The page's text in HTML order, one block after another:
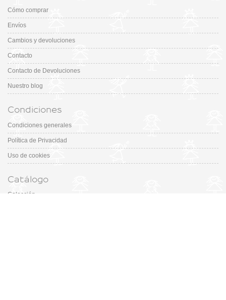
Cómo comprar
Envíos
Cambios y devoluciones
Contacto
Contacto de Devoluciones
Nuestro blog
Condiciones
Condiciones generales
Política de Privacidad
Uso de cookies
Catálogo
Colección